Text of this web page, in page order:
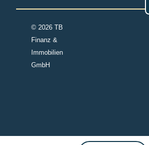
© 2026 TB
Finanz &
Immobilien
GmbH